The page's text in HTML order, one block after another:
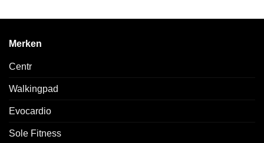
Merken
Centr
Walkingpad
Evocardio
Sole Fitness